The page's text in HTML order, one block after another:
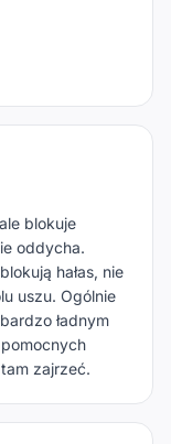
blokuje
oddycha.
hałas, nie
uszu. Ogólnie
ładnym
zajrzeć.